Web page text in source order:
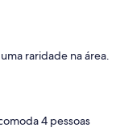
raridade na área.
4 pessoas